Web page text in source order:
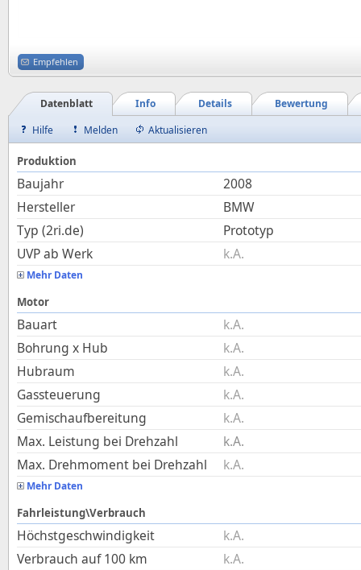
Empfehlen
Bewertung
Details
Info
Datenblatt
Hilfe
Melden Aktualisieren
Produktion
Baujahr
2008
Hersteller
BMW
Typ (2ri.de)
Prototyp
UVP ab Werk
k.A.
Mehr Daten
Motor
Bauart
k.A.
Bohrung x Hub
k.A.
Hubraum
k.A.
Gassteuerung
k.A.
Gemischaufbereitung
k.A.
Max. Leistung bei Drehzahl
k.A.
Max. Drehmoment bei Drehzahl
k.A.
Mehr Daten
Fahrleistung\Verbrauch
Höchstgeschwindigkeit
k.A.
Verbrauch auf 100 km
k.A.